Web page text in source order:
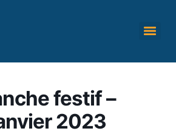
festif –
2023